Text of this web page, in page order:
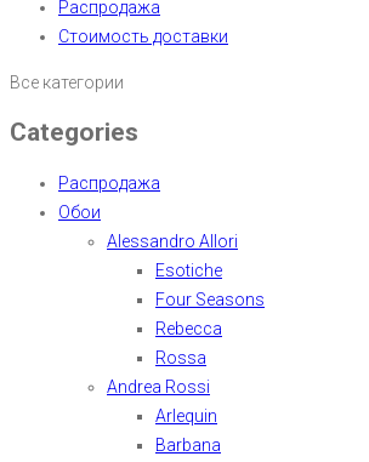
Распродажа
Стоимость доставки
Все категории
Categories
Распродажа
Обои
Alessandro Allori
Esotiche
Four Seasons
Rebecca
Rossa
Andrea Rossi
Arlequin
Barbana